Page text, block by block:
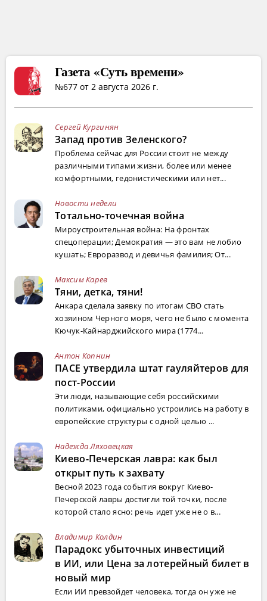
Газета «Суть времени»
№677 от 2 августа 2026 г.
Сергей Кургинян
Запад против Зеленского?
Проблема сейчас для России стоит не между
различными типами жизни, более или менее
комфортными, гедонистическими или нет...
Новости недели
Тотально-точечная война
Мироустроительная война: На фронтах
спецоперации; Демократия — это вам не лобио
кушать; Евроразвод и девичья фамилия; От...
Максим Карев
Тяни, детка, тяни!
Анкара сделала заявку по итогам СВО стать
хозяином Черного моря, чего не было с момента
Кючук-Кайнарджийского мира (1774...
Антон Копнин
ПАСЕ утвердила штат гауляйтеров для
пост-России
Эти люди, называющие себя российскими
политиками, официально устроились на работу в
европейские структуры с одной целью ...
Надежда Ляховецкая
Киево-Печерская лавра: как был
открыт путь к захвату
Весной 2023 года события вокруг Киево-
Печерской лавры достигли той точки, после
которой стало ясно: речь идет уже не о в...
Владимир Колдин
Парадокс убыточных инвестиций
в ИИ, или Цена за лотерейный билет в
новый мир
Если ИИ превзойдет человека, тогда он уже не